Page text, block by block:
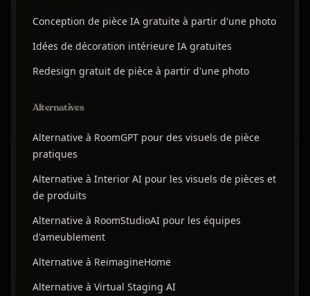
Conception de pièce IA gratuite à partir d'une photo
Idées de décoration intérieure IA gratuites
Redesign gratuit de pièce à partir d'une photo
Alternatives
Alternative à RoomGPT pour des visuels de pièce
pratiques
Alternative à Interior AI pour les visuels de pièces et
de produits
Alternative à RoomStudioAI pour les équipes
d'ameublement
Alternative à ReimagineHome
Alternative à Virtual Staging AI